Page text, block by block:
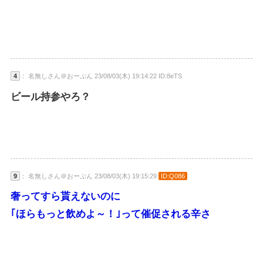
4 ： 名無しさん＠おーぷん 23/08/03(木) 19:14:22 ID:8eTS
ビール持参やろ？
9 ： 名無しさん＠おーぷん 23/08/03(木) 19:15:29 ID:Q086
奢ってすら貰えないのに
｢ほらもっと飲めよ～！｣って催促される辛さ